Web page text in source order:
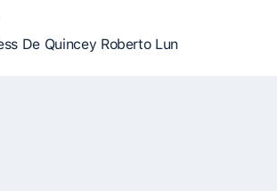
De Quincey Roberto Lun